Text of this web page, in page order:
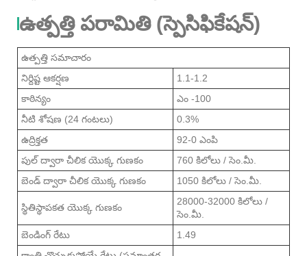
ఉత్పత్తి పరామితి (స్పెసిఫికేషన్)
ఉత్పత్తి సమాచారం
నిర్దిష్ట ఆకర్షణ
1.1-1.2
కాఠిన్యం
ఎం -100
నీటి శోషణ (24 గంటలు)
0.3%
ఉద్రిక్తత
92-0 ఎంపి
పుల్ ద్వారా చీలిక యొక్క గుణకం
760 కిలోలు / సెం.మీ.
బెండ్ ద్వారా చీలిక యొక్క గుణకం
1050 కిలోలు / సెం.మీ.
స్థితిస్థాపకత యొక్క గుణకం
28000-32000 కిలోలు /
సెం.మీ.
బెండింగ్ రేటు
1.49